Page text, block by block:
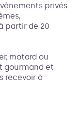
privés
partir de 20
motard ou
gourmand et
recevoir à